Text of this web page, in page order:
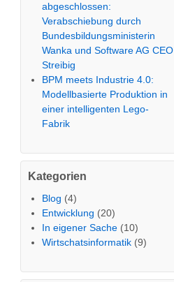
abgeschlossen:
Verabschiebung durch
Bundesbildungsministerin
Wanka und Software AG CEO
Streibig
BPM meets Industrie 4.0:
Modellbasierte Produktion in
einer intelligenten Lego-
Fabrik
Kategorien
Blog (4)
Entwicklung (20)
In eigener Sache (10)
Wirtschatsinformatik (9)